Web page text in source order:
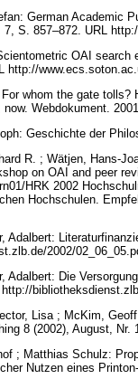
German Academic
7, S. 857–872. URL
OAI
http://
whom the gate
Webdokument.
Geschichte der
R. ; Wätjen, Hans-
on OAI and peer
HRK 2002
Hochschulen.
Adalbert:
2002/
Adalbert: Die
Lisa ; McKim,
8 (2002), August,
; Matthias Schulz:
Nutzen eines